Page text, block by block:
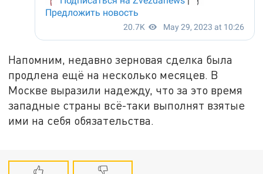
Напомним, недавно зерновая сделка была
продлена ещё на несколько месяцев. В
Москве выразили надежду, что за это время
западные страны всё-таки выполнят взятые
ими на себя обязательства.